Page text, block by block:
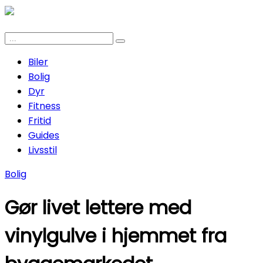
Biler
Bolig
Dyr
Fitness
Fritid
Guides
Livsstil
Bolig
Gør livet lettere med
vinylgulve i hjemmet fra